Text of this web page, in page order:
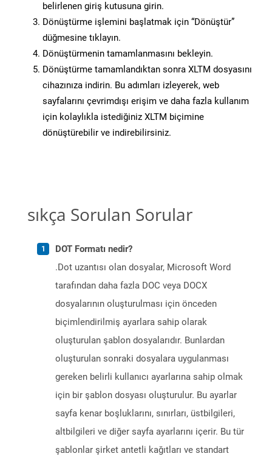
belirlenen giriş kutusuna girin.
Dönüştürme işlemini başlatmak için “Dönüştür”
düğmesine tıklayın.
Dönüştürmenin tamamlanmasını bekleyin.
Dönüştürme tamamlandıktan sonra XLTM dosyasını
cihazınıza indirin. Bu adımları izleyerek, web
sayfalarını çevrimdışı erişim ve daha fazla kullanım
için kolaylıkla istediğiniz XLTM biçimine
dönüştürebilir ve indirebilirsiniz.
sıkça Sorulan Sorular
DOT Formatı nedir?
.Dot uzantısı olan dosyalar, Microsoft Word
tarafından daha fazla DOC veya DOCX
dosyalarının oluşturulması için önceden
biçimlendirilmiş ayarlara sahip olarak
oluşturulan şablon dosyalarıdır. Bunlardan
oluşturulan sonraki dosyalara uygulanması
gereken belirli kullanıcı ayarlarına sahip olmak
için bir şablon dosyası oluşturulur. Bu ayarlar
sayfa kenar boşluklarını, sınırları, üstbilgileri,
altbilgileri ve diğer sayfa ayarlarını içerir. Bu tür
şablonlar şirket antetli kağıtları ve standart